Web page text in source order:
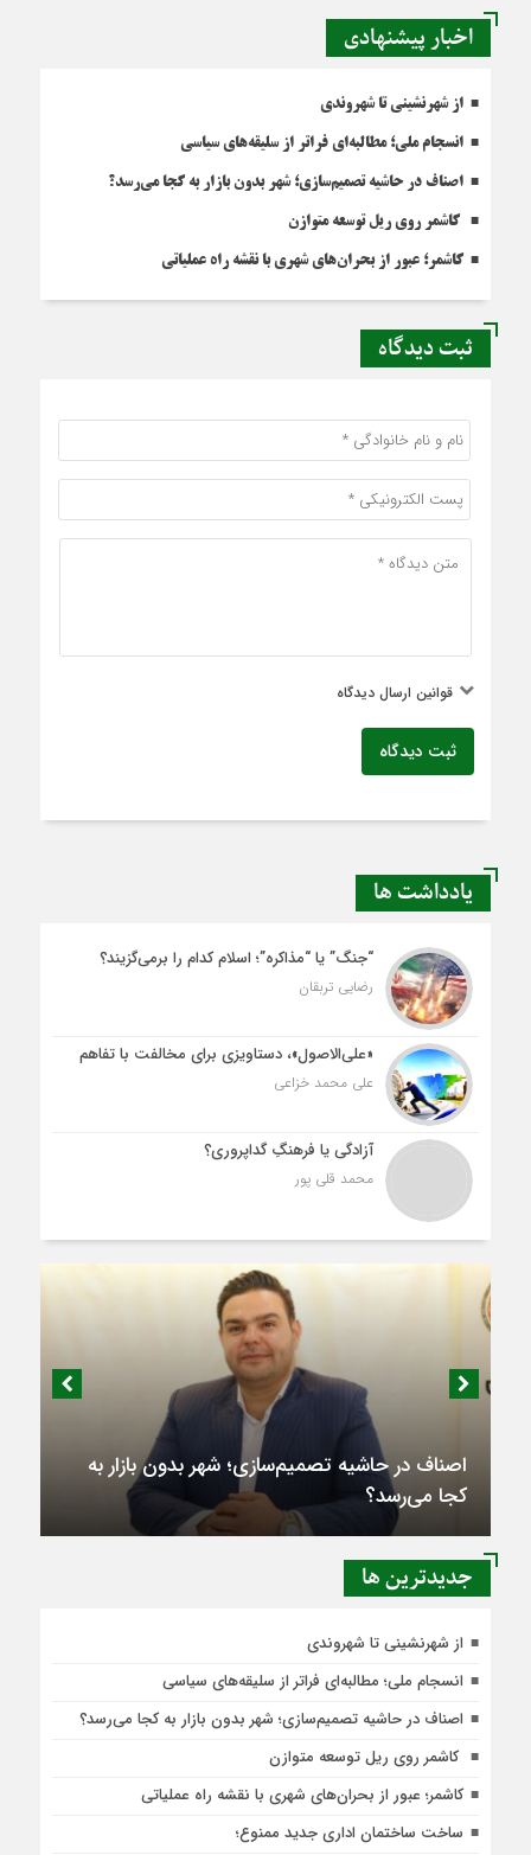
اخبار پیشنهادی
از شهرنشینی تا شهروندی
انسجام ملی؛ مطالبه‌ای فراتر از سلیقه‌های سیاسی
اصناف در حاشیه تصمیم‌سازی؛ شهر بدون بازار به کجا می‌رسد؟
کاشمر روی ریل توسعه متوازن
کاشمر؛ عبور از بحران‌های شهری با نقشه راه عملیاتی
ثبت دیدگاه
قوانین ارسال دیدگاه
ثبت دیدگاه
یادداشت ها
“جنگ” یا “مذاکره”؛ اسلام کدام را برمی‌گزیند؟
رضایی تربقان
«علی‌الاصول»، دستاویزی برای مخالفت با تفاهم
علی محمد خزاعی
آزادگی یا فرهنگِ گداپروری؟
محمد قلی پور
اصناف در حاشیه تصمیم‌سازی؛ شهر بدون بازار به
کجا می‌رسد؟
جديدترين ها
از شهرنشینی تا شهروندی
انسجام ملی؛ مطالبه‌ای فراتر از سلیقه‌های سیاسی
اصناف در حاشیه تصمیم‌سازی؛ شهر بدون بازار به کجا می‌رسد؟
کاشمر روی ریل توسعه متوازن
کاشمر؛ عبور از بحران‌های شهری با نقشه راه عملیاتی
ساخت ساختمان اداری جدید ممنوع؛